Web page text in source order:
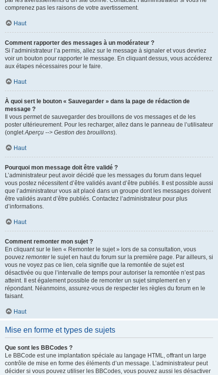
comprenez pas les raisons de votre avertissement.
Haut
Comment rapporter des messages à un modérateur ?
Si l’administrateur l’a permis, allez sur le message à signaler et vous devriez
voir un bouton pour rapporter le message. En cliquant dessus, vous accéderez
aux étapes nécessaires pour le faire.
Haut
À quoi sert le bouton « Sauvegarder » dans la page de rédaction de
message ?
Il vous permet de sauvegarder des brouillons de vos messages et de les
poster ultérieurement. Pour les recharger, allez dans le panneau de l’utilisateur
(ongletAperçu --> Gestion des brouillons).
Haut
Pourquoi mon message doit être validé ?
L’administrateur peut avoir décidé que les messages du forum dans lequel
vous postez nécessitent d’être validés avant d’être publiés. Il est possible aussi
que l’administrateur vous ait placé dans un groupe dont les messages doivent
être validés avant d’être publiés. Contactez l’administrateur pour plus
d’informations.
Haut
Comment remonter mon sujet ?
En cliquant sur le lien « Remonter le sujet » lors de sa consultation, vous
pouvez remonterle sujet en haut du forum sur la première page. Par ailleurs, si
vous ne voyez pas ce lien, cela signifie que la remontée de sujet est
désactivée ou que l’intervalle de temps pour autoriser la remontée n’est pas
atteint. Il est également possible de remonter un sujet simplement en y
répondant. Néanmoins, assurez-vous de respecter les règles du forum en le
faisant.
Haut
Mise en forme et types de sujets
Que sont les BBCodes ?
Le BBCode est une implantation spéciale au langage HTML, offrant un large
contrôle de mise en forme des éléments d’un message. L’administrateur peut
décider si vous pouvez utiliser les BBCodes, vous pouvez aussi les désactiver